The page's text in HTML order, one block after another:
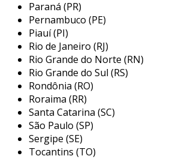
contaminação de fluidos hidráulicos e
lubrificantes, assegurando resultados
aos seus clientes. o contínuo
estoque permite à br filtri atender
às demandas, oferecendo condições
competitivas e prazos de entrega
dedicação ao setor se reflete na
fornecer soluções que aumentam a
confiabilidade dos sistemas hidráulicos,
beneficiando a operação de diversos
segmentos industriais.
Paraná (PR)
Pernambuco (PE)
Piauí (PI)
Rio de Janeiro (RJ)
Rio Grande do Norte (RN)
Rio Grande do Sul (RS)
Rondônia (RO)
Roraima (RR)
Santa Catarina (SC)
São Paulo (SP)
Sergipe (SE)
Tocantins (TO)